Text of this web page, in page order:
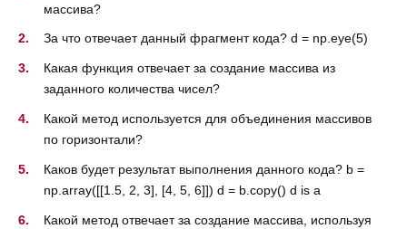
массива?
За что отвечает данный фрагмент кода? d = np.eye(5)
Какая функция отвечает за создание массива из
заданного количества чисел?
Какой метод используется для объединения массивов
по горизонтали?
Каков будет результат выполнения данного кода? b =
np.array([[1.5, 2, 3], [4, 5, 6]]) d = b.copy() d is a
Какой метод отвечает за создание массива, используя